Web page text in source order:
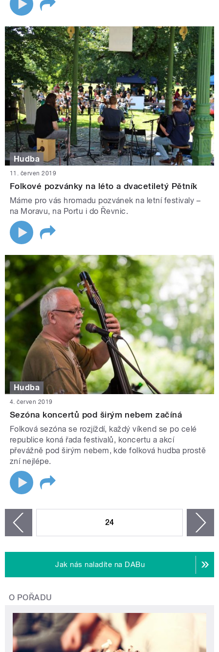
Hudba
11. červen 2019
Folkové pozvánky na léto a dvacetiletý Pětník
Máme pro vás hromadu pozvánek na letní festivaly –
na Moravu, na Portu i do Řevnic.
Hudba
4. červen 2019
Sezóna koncertů pod širým nebem začíná
Folková sezóna se rozjíždí, každý víkend se po celé
republice koná řada festivalů, koncertu a akcí
převážně pod širým nebem, kde folková hudba prostě
zní nejlépe.
24
Jak nás naladíte na DABu
O POŘADU